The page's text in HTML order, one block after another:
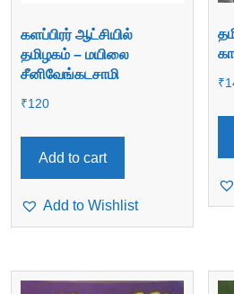
களப்பிரர் ஆட்சியில்
தமிழகம் – மயிலை
சீனிவேங்கடசாமி
₹120
Add to cart
Add to Wishlist
₹